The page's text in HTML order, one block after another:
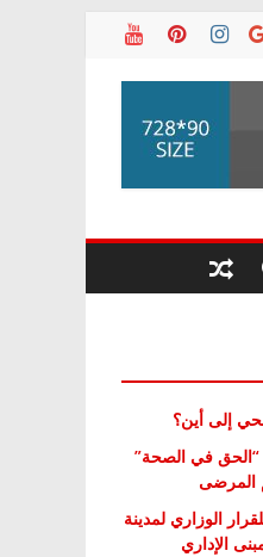
إلى أين؟
في الصحة”
المرضى
الوزاري لمدينة
الإداري